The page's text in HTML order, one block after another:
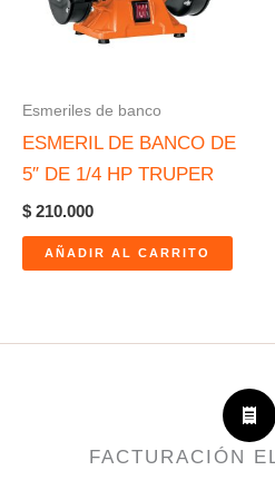
Esmeriles de banco
ESMERIL DE BANCO DE
5″ DE 1/4 HP TRUPER
$ 210.000
AÑADIR AL CARRITO
FACTURACIÓN